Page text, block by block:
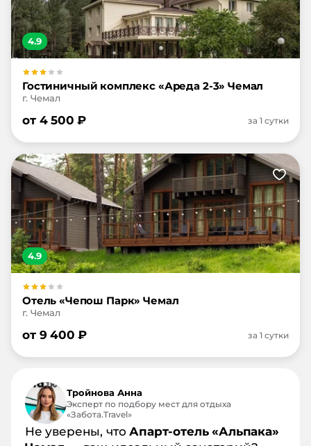
4.9
Гостиничный комплекс «Ареда 2-3» Чемал
г. Чемал
от 4 500 ₽ за 1 сутки
4.9
Отель «Чепош Парк» Чемал
г. Чемал
от 9 400 ₽ за 1 сутки
Тройнова Анна
Эксперт по подбору мест для отдыха
«Забота.Travel»
Не уверены, чтоАпарт-отель «Альпака»